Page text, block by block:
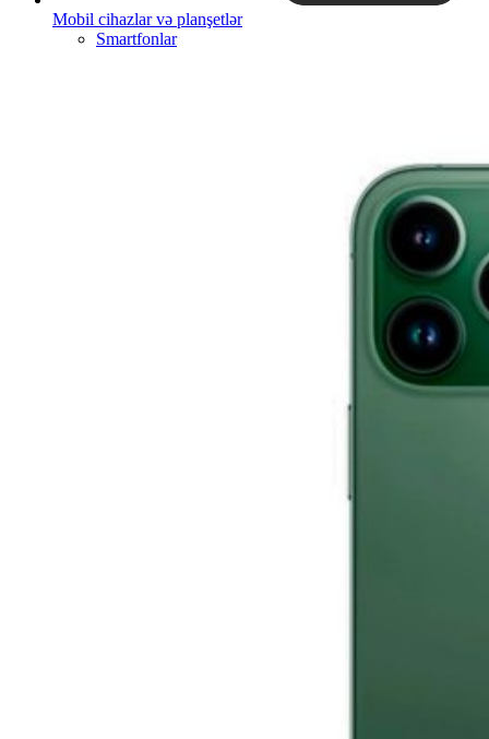
Mobil cihazlar və planşetlər
Smartfonlar